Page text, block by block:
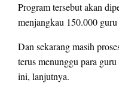
Program tersebut akan
menjangkau 150.000
Dan sekarang masih
terus menunggu para
ini, lanjutnya.